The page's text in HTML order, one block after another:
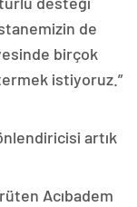
de
birçok
istiyoruz.”
artık
Acıbadem